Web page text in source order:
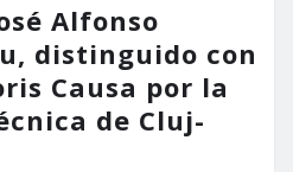
Alfonso
distinguido con
Causa por la
de Cluj-